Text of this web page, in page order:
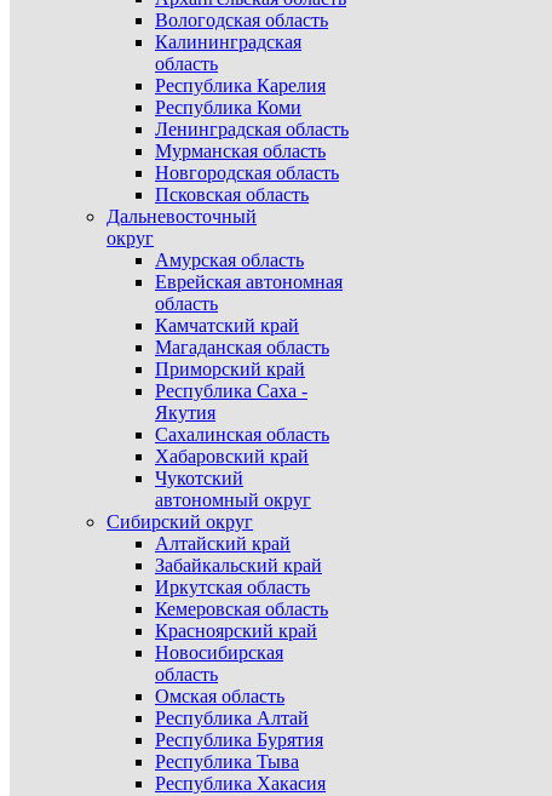
Вологодская область
Калининградская
область
Республика Карелия
Республика Коми
Ленинградская область
Мурманская область
Новгородская область
Псковская область
Дальневосточный
округ
Амурская область
Еврейская автономная
область
Камчатский край
Магаданская область
Приморский край
Республика Саха -
Якутия
Сахалинская область
Хабаровский край
Чукотский
автономный округ
Сибирский округ
Алтайский край
Забайкальский край
Иркутская область
Кемеровская область
Красноярский край
Новосибирская
область
Омская область
Республика Алтай
Республика Бурятия
Республика Тыва
Республика Хакасия